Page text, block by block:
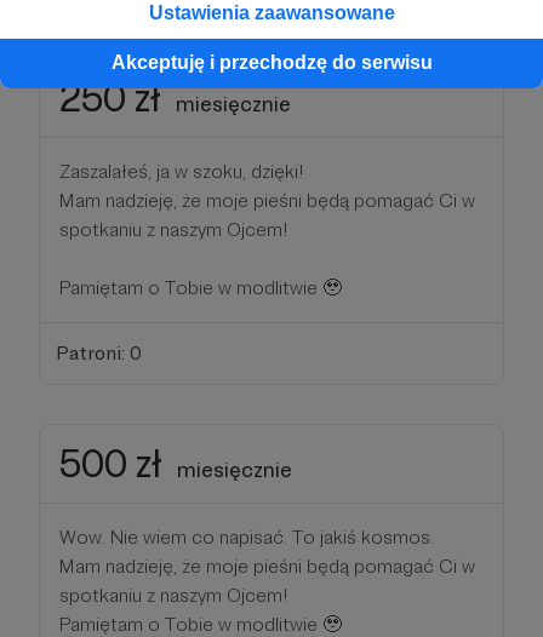
Ustawienia zaawansowane
Akceptuję i przechodzę do serwisu
250 zł miesięcznie
Zaszalałeś, ja w szoku, dzięki!
Mam nadzieję, że moje pieśni będą pomagać Ci w
spotkaniu z naszym Ojcem!
Pamiętam o Tobie w modlitwie 🥹
Patroni: 0
500 zł miesięcznie
Wow. Nie wiem co napisać. To jakiś kosmos.
Mam nadzieję, że moje pieśni będą pomagać Ci w
spotkaniu z naszym Ojcem!
Pamiętam o Tobie w modlitwie 🥹